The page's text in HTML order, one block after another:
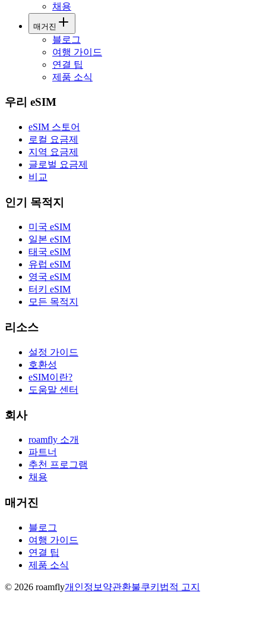
채용
매거진
블로그
여행 가이드
연결 팁
제품 소식
우리 eSIM
eSIM 스토어
로컬 요금제
지역 요금제
글로벌 요금제
비교
인기 목적지
미국 eSIM
일본 eSIM
태국 eSIM
유럽 eSIM
영국 eSIM
터키 eSIM
모든 목적지
리소스
설정 가이드
호환성
eSIM이란?
도움말 센터
회사
roamfly 소개
파트너
추천 프로그램
채용
매거진
블로그
여행 가이드
연결 팁
제품 소식
© 2026 roamfly개인정보 약관환불쿠키 법적 고지